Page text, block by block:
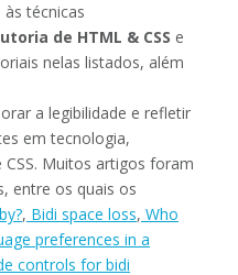
técnicas
de HTML & CSS e
nelas listados, além
a legibilidade e refletir
em tecnologia,
Muitos artigos foram
entre os quais os
, Bidi space loss, Who
preferences in a
controls for bidi